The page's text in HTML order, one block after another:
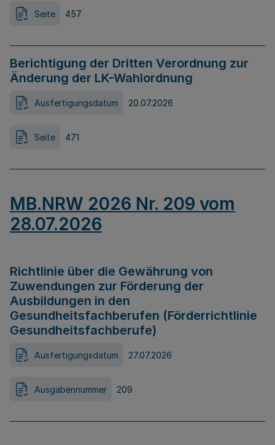
Seite 457
Berichtigung der Dritten Verordnung zur
Änderung der LK-Wahlordnung
Ausfertigungsdatum 20.07.2026
Seite 471
MB.NRW 2026 Nr. 209 vom
28.07.2026
Richtlinie über die Gewährung von
Zuwendungen zur Förderung der
Ausbildungen in den
Gesundheitsfachberufen (Förderrichtlinie
Gesundheitsfachberufe)
Ausfertigungsdatum 27.07.2026
Ausgabennummer 209